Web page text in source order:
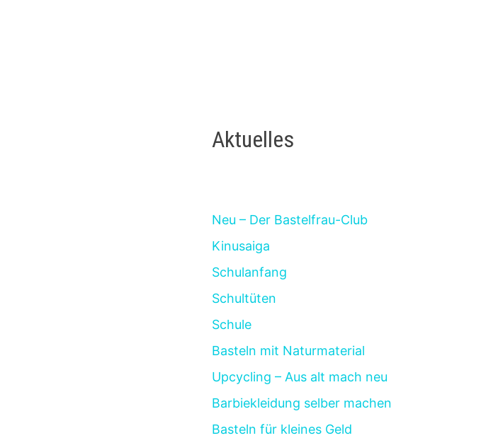
Aktuelles
Neu – Der Bastelfrau-Club
Kinusaiga
Schulanfang
Schultüten
Schule
Basteln mit Naturmaterial
Upcycling – Aus alt mach neu
Barbiekleidung selber machen
Basteln für kleines Geld